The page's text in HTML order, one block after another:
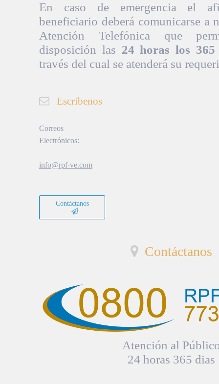
En caso de emergencia el
beneficiario deberá comunicarse a
Atención Telefónica que
disposición las 24 horas los
través del cual se atenderá su
Escríbenos
Correos
Electrónicos:
info@rpf-ve.com
Contáctanos
Contáctanos
Atención al
24 horas 365 dias